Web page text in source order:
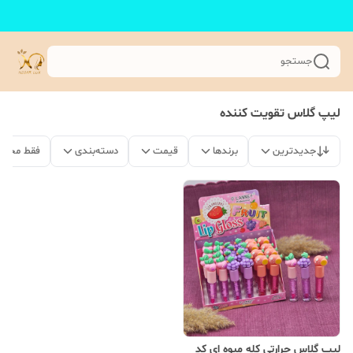
جستجو
لیپ گلاس تقویت کننده
جدیدترین برندها قیمت دسته‌بندی فقط
لیپ گلاس حرارتی کله میوه ای کد